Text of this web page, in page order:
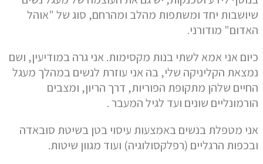
שיושבות יחד ומשתפות מהלב ומהרחם, סוג של "אוהל
האדום" מודורני.
כיום אני אמא לשתי בנות מקסימות. אני גרה במודיעין, ושם
נמצאת הקליניקה שלי, בה אני עוזרת לנשים במהלך מעגל
החיים שלהן מתקופת הפוריות, דרך הריון, ומצבים
הורמונליים שונים ועד לגיל המעבר .
אני מטפלת בנשים באמצעות עיסוי בטן בשיטת סובאדה
ובכפות הרגליים (רפלקסולוגיה) ועוד מגוון שיטות.